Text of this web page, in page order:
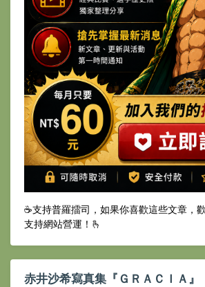
☕️支持普羅擂司，如果你喜歡這些文章，
支持網站營運！🫰
赤井沙希寫真集『ＧＲＡＣＩＡ』